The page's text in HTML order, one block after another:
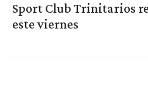
Sport Club Trinitarios
este viernes